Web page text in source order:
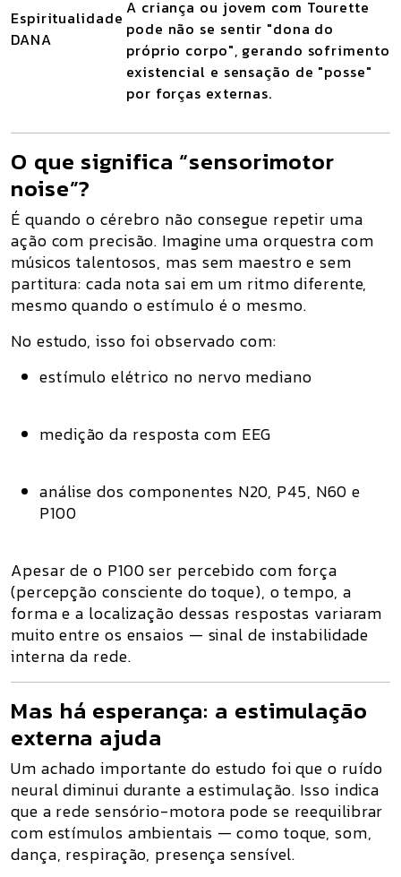
Espiritualidade
DANA
A criança ou jovem com Tourette
pode não se sentir "dona do
próprio corpo", gerando sofrimento
existencial e sensação de "posse"
por forças externas.
O que significa “sensorimotor
noise”?
É quandoo cérebro não consegue repetir uma
ação com precisão. Imagine uma orquestra com
músicos talentosos, mas sem maestro e sem
partitura: cada nota sai em um ritmo diferente,
mesmo quando o estímulo é o mesmo.
No estudo, isso foi observado com:
estímulo elétrico no nervo mediano
medição da resposta com EEG
análise dos componentes N20, P45, N60 e
P100
Apesar de o P100ser percebido com força
(percepção consciente do toque), o tempo, a
forma e a localização dessas respostas variaram
muito entre os ensaios — sinal de instabilidade
interna da rede.
Mas há esperança: a estimulação
externa ajuda
Um achado importante do estudo foi queo ruído
neural diminui durante a estimulação. Isso indica
que a rede sensório-motora pode se reequilibrar
com estímulos ambientais — como toque, som,
dança, respiração, presença sensível.